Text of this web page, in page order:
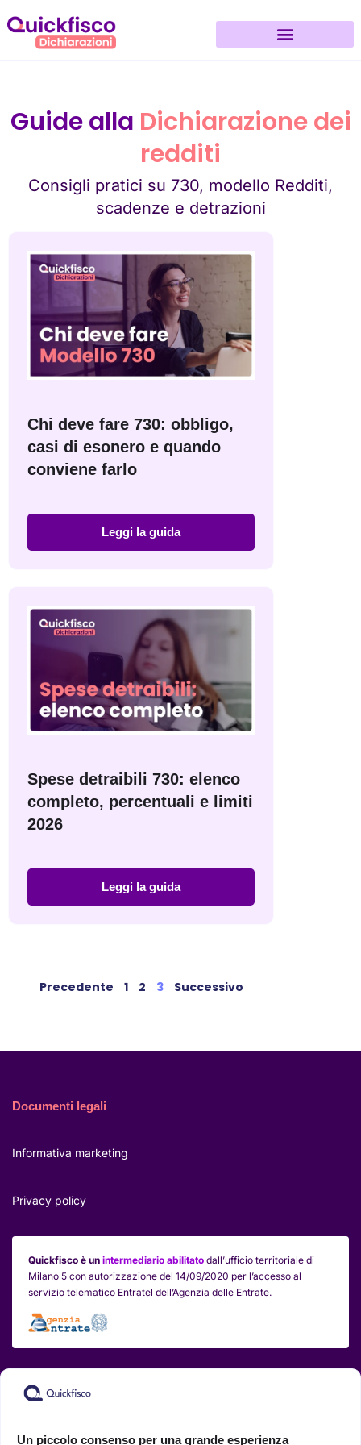
Un piccolo consenso per una grande esperienza
Guide alla Dichiarazione dei
redditi
Consigli pratici su 730, modello Redditi,
scadenze e detrazioni
Chi deve fare 730: obbligo,
casi di esonero e quando
conviene farlo
Leggi la guida
Spese detraibili 730: elenco
completo, percentuali e limiti
2026
Leggi la guida
Precedente 1 2 3 Successivo
Documenti legali
Informativa marketing
Privacy policy
Quickfisco è un intermediario abilitato dall’ufficio territoriale di
Milano 5 con autorizzazione del 14/09/2020 per l’accesso al
servizio telematico Entratel dell’Agenzia delle Entrate.